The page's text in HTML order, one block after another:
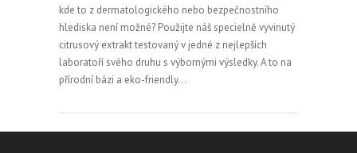
kde to z dermatologického nebo bezpečnostního
hlediska není možné? Použijte náš specielně vyvinutý
citrusový extrakt testovaný v jedné z nejlepších
laboratoří svého druhu s výbornými výsledky. A to na
přírodní bázi a eko-friendly…